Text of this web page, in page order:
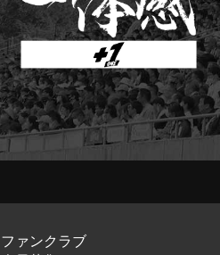
ファンクラブ